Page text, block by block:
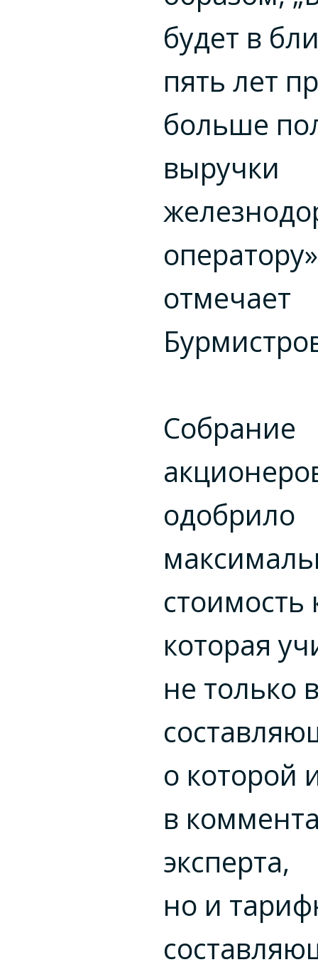
будет в
пять лет
больше
выручки
отмечает
Собрание
одобрило
стоимость
которая
не только
о которой
в
эксперта,
но и